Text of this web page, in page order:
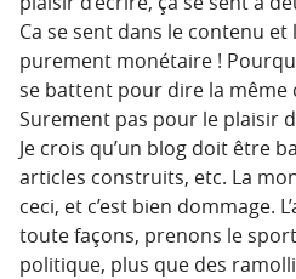
Ca se sent dans le contenu et
purement monétaire !
se battent pour dire la même
Surement pas pour le plaisir
Je crois qu’un blog doit être
articles construits, etc. La
ceci, et c’est bien dommage.
toute façons, prenons le
politique, plus que des